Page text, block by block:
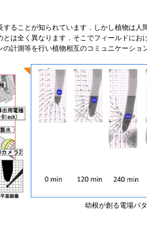
ることが知られています．しかし植物は人
は全く異なります．そこでフィールドにお
計測等を行い植物相互のコミュニケーショ
幼根が創る電場パターン